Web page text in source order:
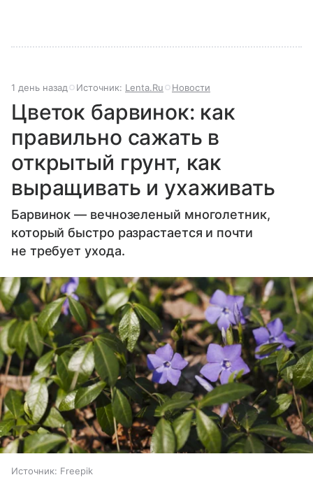
1 день назад Источник: Lenta.Ru Новости
Цветок барвинок: как
правильно сажать в
открытый грунт, как
выращивать и ухаживать
Барвинок — вечнозеленый многолетник,
который быстро разрастается и почти
не требует ухода.
Источник: Freepik